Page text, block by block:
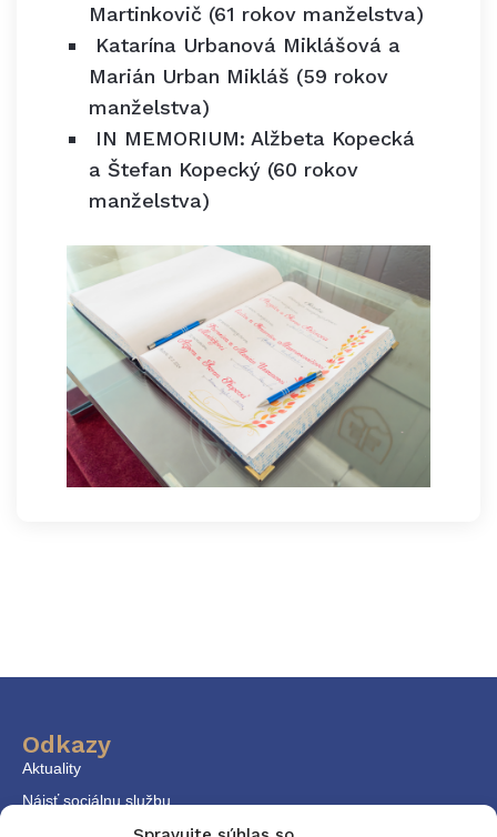
Martinkovič (61 rokov manželstva)
Katarína Urbanová Miklášová a
Marián Urban Mikláš (59 rokov
manželstva)
IN MEMORIUM: Alžbeta Kopecká
a Štefan Kopecký (60 rokov
manželstva)
Odkazy
Aktuality
Nájsť sociálnu službu